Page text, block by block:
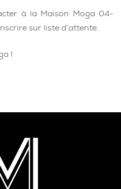
à la Maison Moga 04-
sur liste d’attente.
!